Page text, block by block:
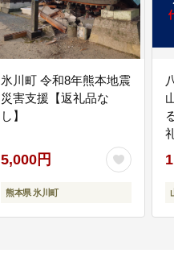
氷川町 令和8年熊本地震
災害支援【返礼品な
し】
5,000円
熊本県 氷川町